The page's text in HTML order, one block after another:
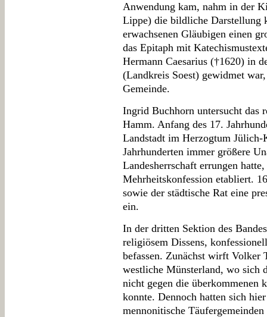
Anwendung kam, nahm in der
Lippe) die bildliche Darstellung
erwachsenen Gläubigen einen
das Epitaph mit
Hermann Caesarius (†1620) in
(Landkreis Soest) gewidmet
Gemeinde.
Ingrid Buchhorn untersucht das
Hamm. Anfang des 17.
Landstadt im Herzogtum
Jahrhunderten immer größere
Landesherrschaft errungen
Mehrheitskonfession etabliert.
sowie der städtische Rat eine
ein.
In der dritten Sektion des
religiösem Dissens,
befassen. Zunächst wirft Volker
westliche Münsterland, wo sich
nicht gegen die überkommenen
konnte. Dennoch hatten sich
mennonitische